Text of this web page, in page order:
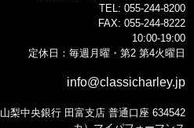
TEL: 055-244-8200
FAX: 055-244-8222
10:00-19:00
定休日：毎週月曜・第2 第4火曜日
info@classicharley.jp
山梨中央銀行 田富支店 普通口座 634542